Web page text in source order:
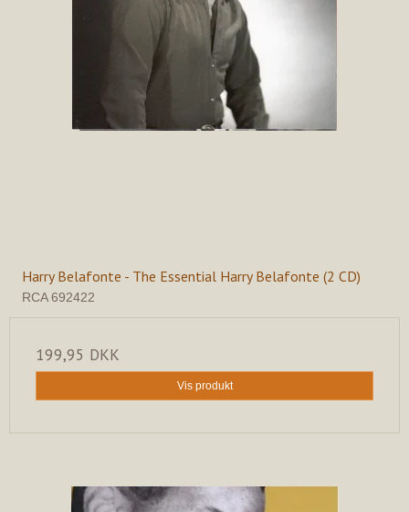
Harry Belafonte - The Essential Harry Belafonte (2 CD)
RCA 692422
199,95 DKK
Vis produkt